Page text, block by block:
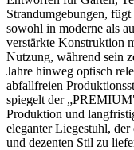
Strandumgebungen,
sowohl in moderne als
verstärkte Konstruktion
Nutzung, während sein
Jahre hinweg optisch
abfallfreien
spiegelt der
Produktion und
eleganter Liegestuhl,
und dezenten Stil zu